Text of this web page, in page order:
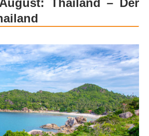
Thailand – Der